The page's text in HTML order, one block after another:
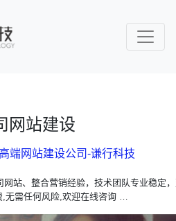
网站建设
端网站建设公司-谦行科技
网站、整合营销经验，技术团队专业稳定
,无需任何风险,欢迎在线咨询 …